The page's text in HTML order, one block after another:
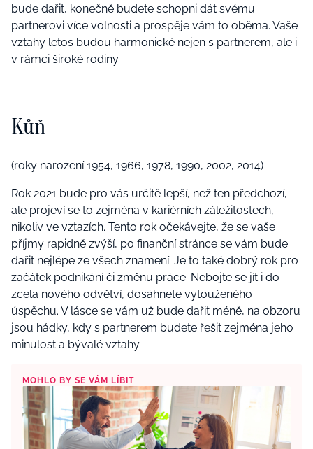
bude dařit, konečně budete schopni dát svému
partnerovi více volnosti a prospěje vám to oběma. Vaše
vztahy letos budou harmonické nejen s partnerem, ale i
v rámci široké rodiny.
Kůň
(roky narození 1954, 1966, 1978, 1990, 2002, 2014)
Rok 2021 bude pro vás určitě lepší, než ten předchozí,
ale projeví se to zejména v kariérních záležitostech,
nikoliv ve vztazích. Tento rok očekávejte, že se vaše
příjmy rapidně zvýší, po finanční stránce se vám bude
dařit nejlépe ze všech znamení. Je to také dobrý rok pro
začátek podnikání či změnu práce. Nebojte se jít i do
zcela nového odvětví, dosáhnete vytouženého
úspěchu. V lásce se vám už bude dařit méně, na obzoru
jsou hádky, kdy s partnerem budete řešit zejména jeho
minulost a bývalé vztahy.
MOHLO BY SE VÁM LÍBIT